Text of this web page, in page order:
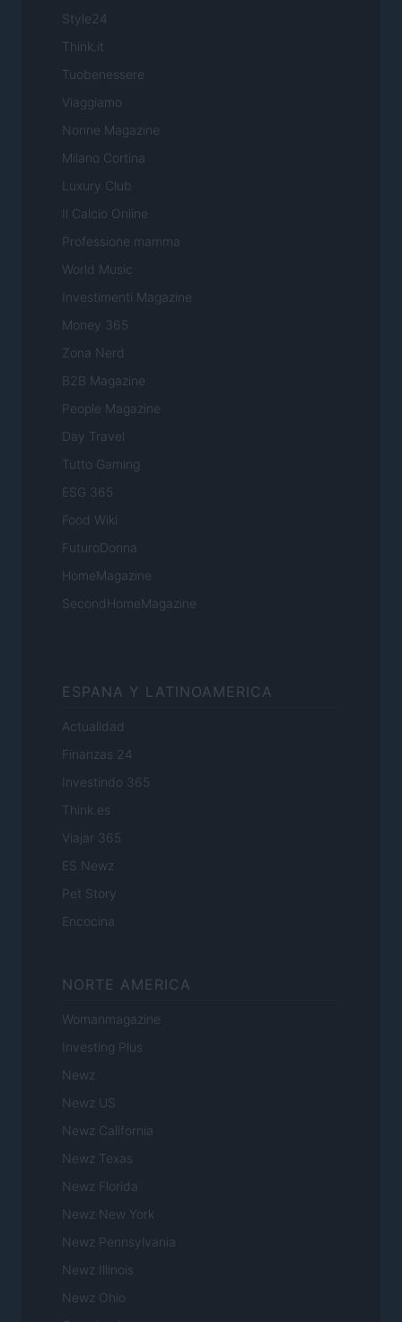
Style24
Think.it
Tuobenessere
Viaggiamo
Nonne Magazine
Milano Cortina
Luxury Club
Il Calcio Online
Professione mamma
World Music
Investimenti Magazine
Money 365
Zona Nerd
B2B Magazine
People Magazine
Day Travel
Tutto Gaming
ESG 365
Food Wiki
FuturoDonna
HomeMagazine
SecondHomeMagazine
ESPANA Y LATINOAMERICA
Actualidad
Finanzas 24
Investindo 365
Think.es
Viajar 365
ES Newz
Pet Story
Encocina
NORTE AMERICA
Womanmagazine
Investing Plus
Newz
Newz US
Newz California
Newz Texas
Newz Florida
Newz New York
Newz Pennsylvania
Newz Illinois
Newz Ohio